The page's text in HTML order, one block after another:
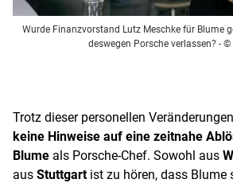
Wurde Finanzvorstand Lutz Meschke für Blume
deswegen Porsche verlassen? - ©
Trotz dieser personellen
keine Hinweise auf eine zeitnahe
Blume als Porsche-Chef. Sowohl aus
aus Stuttgartist zu hören, dass Blume